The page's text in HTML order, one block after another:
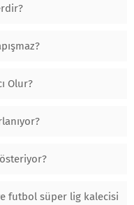
Olur?
futbol süper lig kalecisi